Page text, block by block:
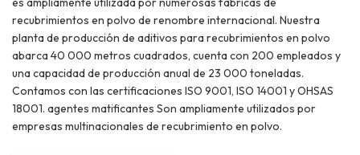
recubrimientos en polvo de renombre internacional. Nuestra
planta de producción de aditivos para recubrimientos en polvo
abarca 40 000 metros cuadrados, cuenta con 200 empleados y
una capacidad de producción anual de 23 000 toneladas.
Contamos con las certificaciones ISO 9001, ISO 14001 y OHSAS
18001. agentes matificantes Son ampliamente utilizados por
empresas multinacionales de recubrimiento en polvo.